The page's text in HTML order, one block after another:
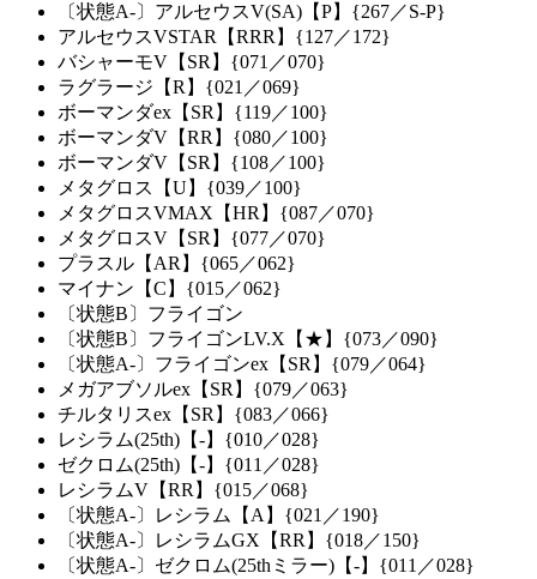
〔状態A-〕アルセウスV(SA)【P】{267／S-P}
アルセウスVSTAR【RRR】{127／172}
バシャーモV【SR】{071／070}
ラグラージ【R】{021／069}
ボーマンダex【SR】{119／100}
ボーマンダV【RR】{080／100}
ボーマンダV【SR】{108／100}
メタグロス【U】{039／100}
メタグロスVMAX【HR】{087／070}
メタグロスV【SR】{077／070}
プラスル【AR】{065／062}
マイナン【C】{015／062}
〔状態B〕フライゴン
〔状態B〕フライゴンLV.X【★】{073／090}
〔状態A-〕フライゴンex【SR】{079／064}
メガアブソルex【SR】{079／063}
チルタリスex【SR】{083／066}
レシラム(25th)【-】{010／028}
ゼクロム(25th)【-】{011／028}
レシラムV【RR】{015／068}
〔状態A-〕レシラム【A】{021／190}
〔状態A-〕レシラムGX【RR】{018／150}
〔状態A-〕ゼクロム(25thミラー)【-】{011／028}